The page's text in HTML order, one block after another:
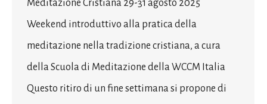
Meditazione Cristiana 29-31 agosto 2025
Weekend introduttivo alla pratica della
meditazione nella tradizione cristiana, a cura
della Scuola di Meditazione della WCCM Italia
Questo ritiro di un fine settimana si propone di